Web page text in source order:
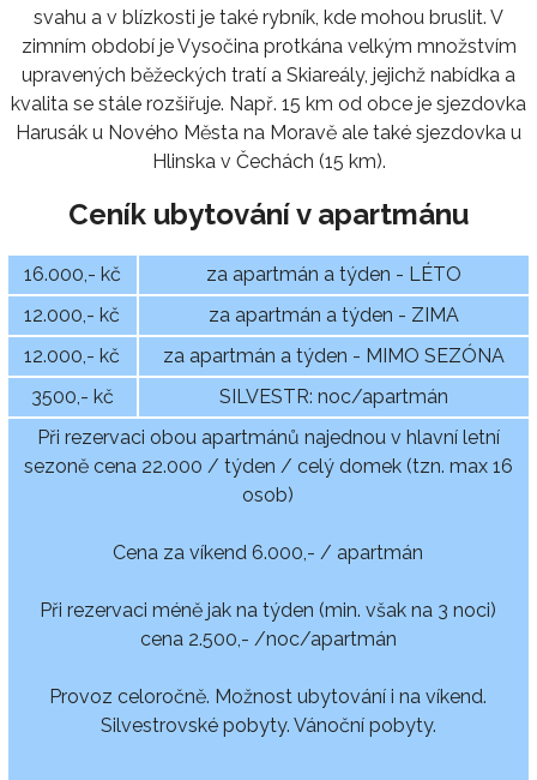
svahu a v blízkosti je také rybník, kde mohou bruslit. V
zimním období je Vysočina protkána velkým množstvím
upravených běžeckých tratí a Skiareály, jejichž nabídka a
kvalita se stále rozšiřuje. Např. 15 km od obce je sjezdovka
Harusák u Nového Města na Moravě ale také sjezdovka u
Hlinska v Čechách (15 km).
Ceník ubytování v apartmánu
16.000,- kč
za apartmán a týden - LÉTO
12.000,- kč
za apartmán a týden - ZIMA
12.000,- kč
za apartmán a týden - MIMO SEZÓNA
3500,- kč
SILVESTR: noc/apartmán
Při rezervaci obou apartmánů najednou v hlavní letní
sezoně cena 22.000 / týden / celý domek (tzn. max 16
osob)
Cena za víkend 6.000,- / apartmán
Při rezervaci méně jak na týden (min. však na 3 noci)
cena 2.500,- /noc/apartmán
Provoz celoročně. Možnost ubytování i na víkend.
Silvestrovské pobyty. Vánoční pobyty.